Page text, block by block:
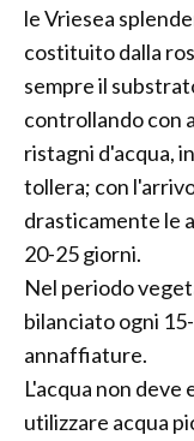
le Vriesea
costituito dalla
sempre il
controllando con
ristagni d'acqua,
tollera; con
drasticamente le
20-25 giorni.
Nel periodo
bilanciato ogni
annaffiature.
L'acqua non deve
utilizzare acqua